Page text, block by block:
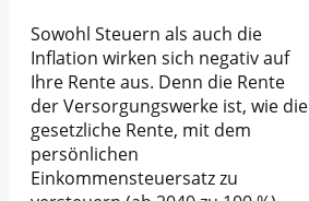
Sowohl Steuern als auch die
Inflation wirken sich negativ auf
Ihre Rente aus. Denn die Rente
der Versorgungswerke ist, wie die
gesetzliche Rente, mit dem
persönlichen
Einkommensteuersatz zu